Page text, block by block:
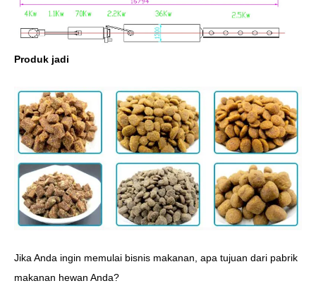
Produk jadi
Jika Anda ingin memulai bisnis makanan, apa tujuan dari pabrik
makanan hewan Anda?